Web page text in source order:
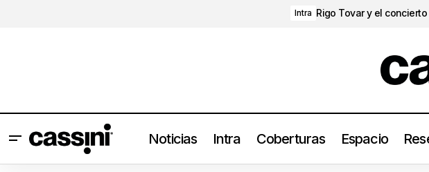
Intra Rigo Tovar y el
Noticias Intra Coberturas Espacio